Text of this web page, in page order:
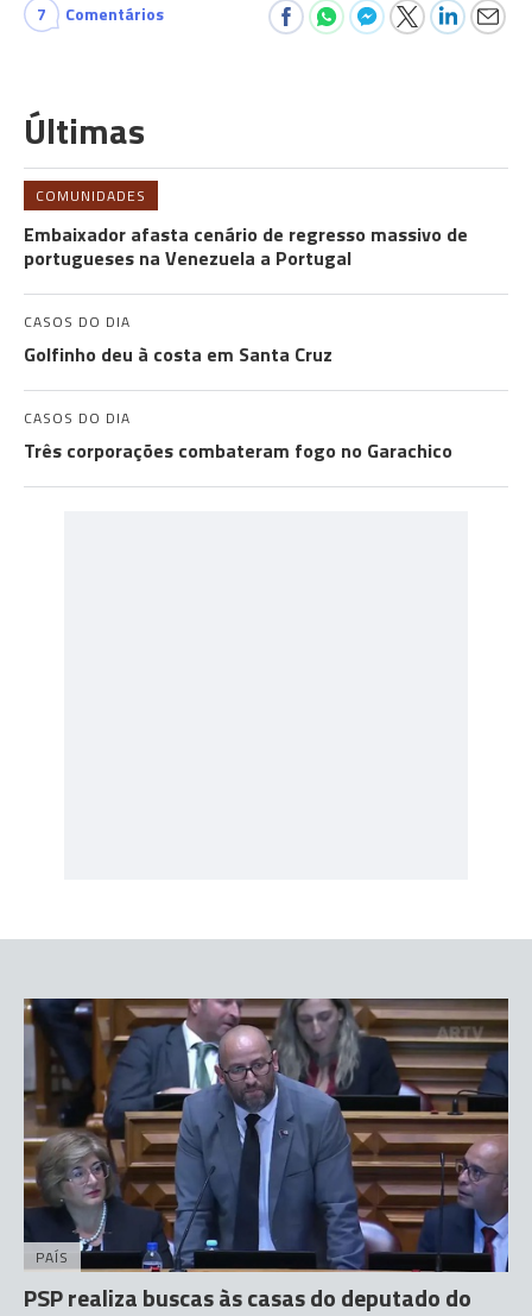
7 Comentários
Últimas
COMUNIDADES
Embaixador afasta cenário de regresso massivo de
portugueses na Venezuela a Portugal
CASOS DO DIA
Golfinho deu à costa em Santa Cruz
CASOS DO DIA
Três corporações combateram fogo no Garachico
PAÍS
PSP realiza buscas às casas do deputado do